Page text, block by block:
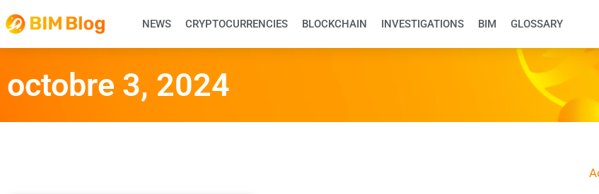
NEWS CRYPTOCURRENCIES BLOCKCHAIN INVESTIGATIONS BIM GLOSSARY
octobre 3, 2024